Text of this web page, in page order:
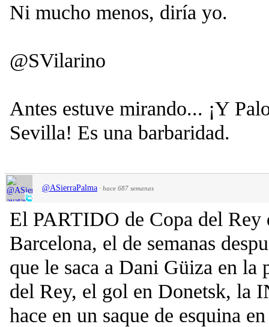
Ni mucho menos, diría yo.
@SVilarino
Antes estuve mirando... ¡Y
Sevilla! Es una barbaridad.
@ASierraPalma · hace 687 semanas
El PARTIDO de Copa del Rey
Barcelona, el de semanas
que le saca a Dani Güiza en la
del Rey, el gol en Donetsk, la
hace en un saque de esquina